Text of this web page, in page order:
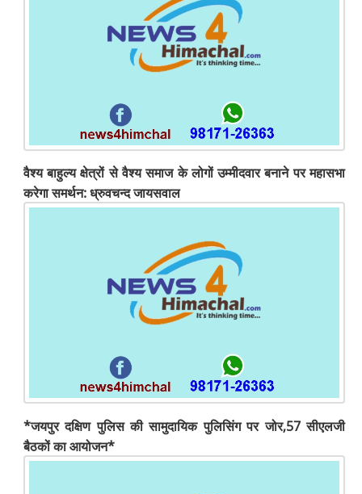
वैश्य बाहुल्य क्षेत्रों से वैश्य समाज के लोगों उम्मीदवार बनाने पर महासभा
करेगा समर्थन: ध्रुवचन्द जायसवाल
*जयपुर दक्षिण पुलिस की सामुदायिक पुलिसिंग पर जोर,57 सीएलजी
बैठकों का आयोजन*